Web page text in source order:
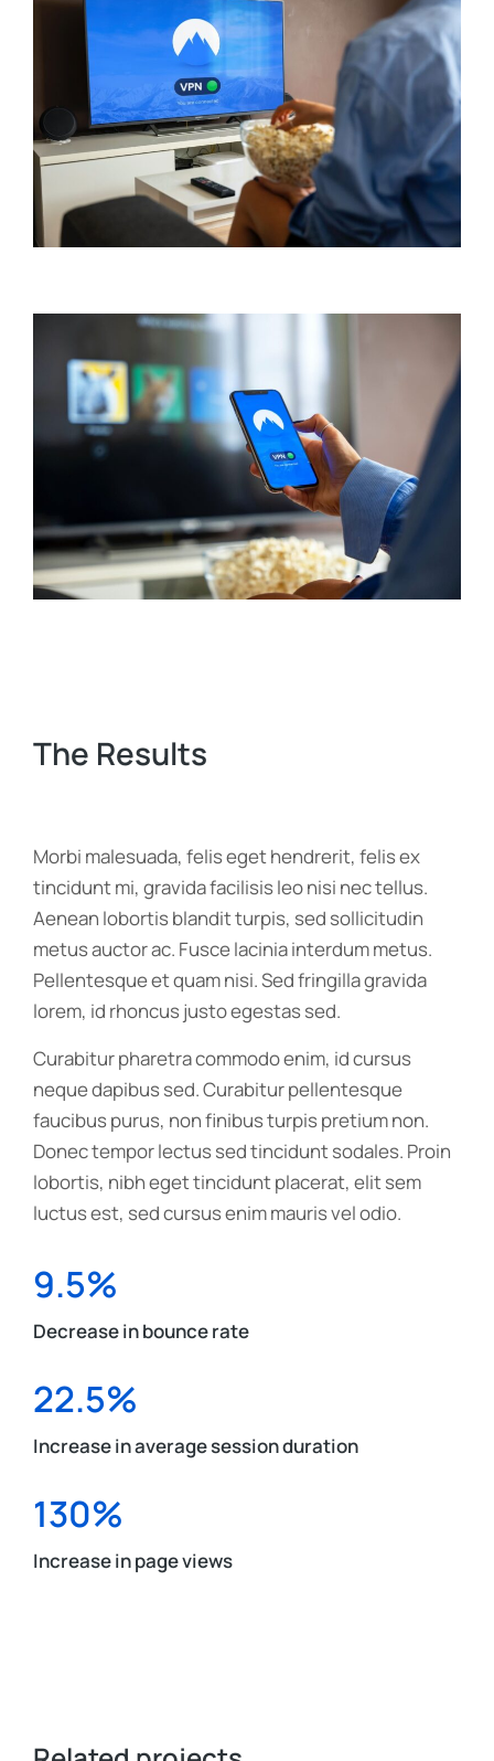
The Results
Morbi malesuada, felis eget hendrerit, felis ex
tincidunt mi, gravida facilisis leo nisi nec tellus.
Aenean lobortis blandit turpis, sed sollicitudin
metus auctor ac. Fusce lacinia interdum metus.
Pellentesque et quam nisi. Sed fringilla gravida
lorem, id rhoncus justo egestas sed.
Curabitur pharetra commodo enim, id cursus
neque dapibus sed. Curabitur pellentesque
faucibus purus, non finibus turpis pretium non.
Donec tempor lectus sed tincidunt sodales. Proin
lobortis, nibh eget tincidunt placerat, elit sem
luctus est, sed cursus enim mauris vel odio.
9.5%
Decrease in bounce rate
22.5%
Increase in average session duration
130%
Increase in page views